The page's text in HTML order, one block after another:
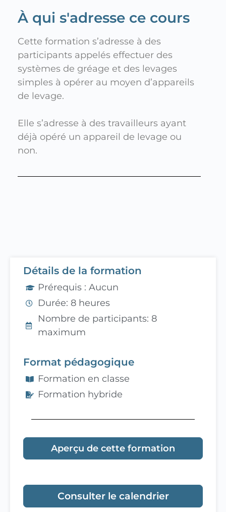
À qui s'adresse ce cours
Cette formation s’adresse à des
participants appelés effectuer des
systèmes de gréage et des levages
simples à opérer au moyen d’appareils
de levage.
Elle s’adresse à des travailleurs ayant
déjà opéré un appareil de levage ou
non.
Détails de la formation
Prérequis : Aucun
Durée: 8 heures
Nombre de participants: 8
maximum
Format pédagogique
Formation en classe
Formation hybride
Aperçu de cette formation
Consulter le calendrier